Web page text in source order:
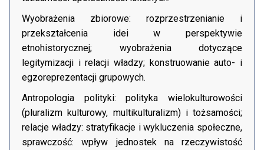
Wyobrażenia zbiorowe: rozprzestrzenianie i
przekształcenia idei w perspektywie
etnohistorycznej; wyobrażenia dotyczące
legitymizacji i relacji władzy; konstruowanie auto- i
egzoreprezentacji grupowych.
Antropologia polityki: polityka wielokulturowości
(pluralizm kulturowy, multikulturalizm) i tożsamości;
relacje władzy: stratyfikacje i wykluczenia społeczne,
sprawczość: wpływ jednostek na rzeczywistość